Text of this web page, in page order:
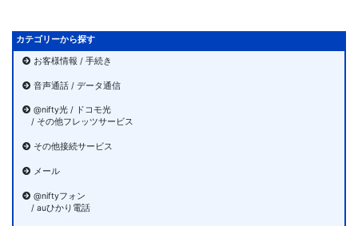
カテゴリーから探す
お客様情報 / 手続き
音声通話 / データ通信
@nifty光 / ドコモ光
/ その他フレッツサービス
その他接続サービス
メール
@niftyフォン
/ auひかり電話